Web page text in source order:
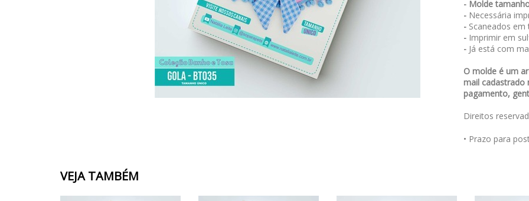
- Molde
-Necessária
-Scaneados em
- Imprimir em
- Já está com
O molde é um
mail cadastrado
pagamento,
Direitos
• Prazo para
VEJA TAMBÉM